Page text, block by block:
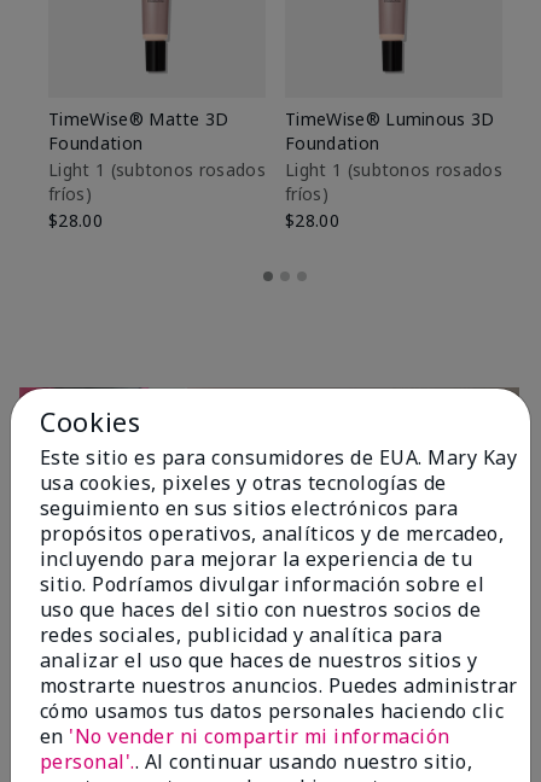
TimeWise® Matte 3D
Foundation
Light 1​ (subtonos rosados
fríos)
$28.00
TimeWise® Luminous 3D
Foundation
Light 1​ (subtonos rosados
fríos)
$28.00
OPINIONES
4.7
10 Reseñas
Cookies
Este sitio es para consumidores de EUA. Mary Kay
usa cookies, pixeles y otras tecnologías de
seguimiento en sus sitios electrónicos para
propósitos operativos, analíticos y de mercadeo,
incluyendo para mejorar la experiencia de tu
sitio. Podríamos divulgar información sobre el
uso que haces del sitio con nuestros socios de
redes sociales, publicidad y analítica para
analizar el uso que haces de nuestros sitios y
mostrarte nuestros anuncios. Puedes administrar
cómo usamos tus datos personales haciendo clic
en 'No vender ni compartir mi información
personal'.. Al continuar usando nuestro sitio,